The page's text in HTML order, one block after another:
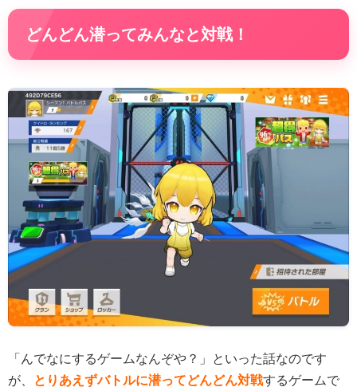
どんどん潜ってみんなと対戦！
「んでなにするゲームなんぞや？」といった話なのです
が、
とりあえずバトルに潜ってどんどん対戦するゲームで